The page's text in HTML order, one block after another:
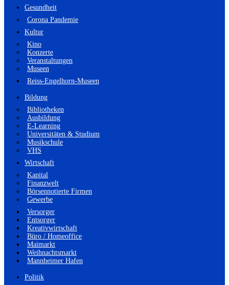
Gesundheit
Corona Pandemie
Kultur
Kino
Konzerte
Veranstaltungen
Museen
Reiss-Engelhorn-Museen
Bildung
Bibliotheken
Ausbildung
E-Learning
Universitäten & Studium
Musikschule
VHS
Wirtschaft
Kapital
Finanzwelt
Börsennotierte Firmen
Gewerbe
Versorger
Entsorger
Kreativwirtschaft
Büro / Homeoffice
Maimarkt
Weihnachtsmarkt
Mannheimer Hafen
Politik